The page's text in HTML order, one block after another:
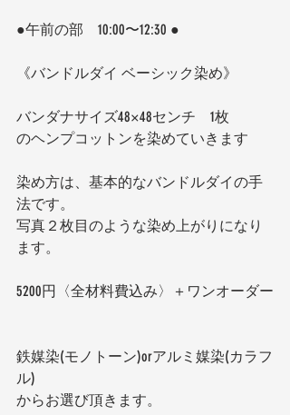
●午前の部　10:00〜12:30 ●
《バンドルダイ ベーシック染め》
バンダナサイズ48×48センチ　1枚
のヘンプコットンを染めていきます
染め方は、基本的なバンドルダイの手
法です。
写真２枚目のような染め上がりになり
ます。
5200円〈全材料費込み〉＋ワンオーダー
鉄媒染(モノトーン)orアルミ媒染(カラフ
ル)
からお選び頂きます。